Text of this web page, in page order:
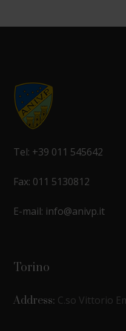
Tel: +39 011 545642
Fax: 011 5130812
E-mail: info@anivp.it
Torino
Address: C.so Vittorio